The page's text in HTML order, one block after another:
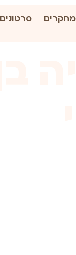
מחקרים סרטונים